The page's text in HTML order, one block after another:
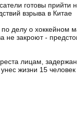
готовы прийти
взрыва в Китае
делу о хоккейном
закроют -
лицам,
жизни 15